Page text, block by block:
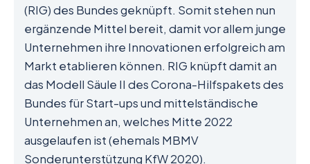
(RIG) des Bundes geknüpft. Somit stehen nun
ergänzende Mittel bereit, damit vor allem junge
Unternehmen ihre Innovationen erfolgreich am
Markt etablieren können. RIG knüpft damit an
das Modell Säule II des Corona-Hilfspakets des
Bundes für Start-ups und mittelständische
Unternehmen an, welches Mitte 2022
ausgelaufen ist (ehemals MBMV
Sonderunterstützung KfW 2020).